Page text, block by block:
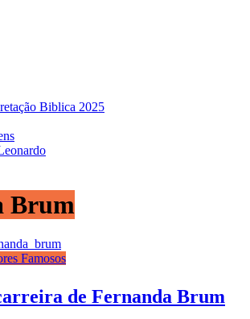
Biblica 2025
Brum
Famosos
de Fernanda Brum